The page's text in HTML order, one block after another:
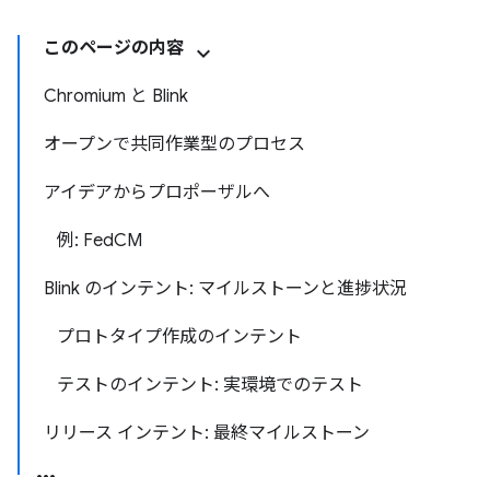
このページの内容
Chromium と Blink
オープンで共同作業型のプロセス
アイデアからプロポーザルへ
例: FedCM
Blink のインテント: マイルストーンと進捗状況
プロトタイプ作成のインテント
テストのインテント: 実環境でのテスト
リリース インテント: 最終マイルストーン